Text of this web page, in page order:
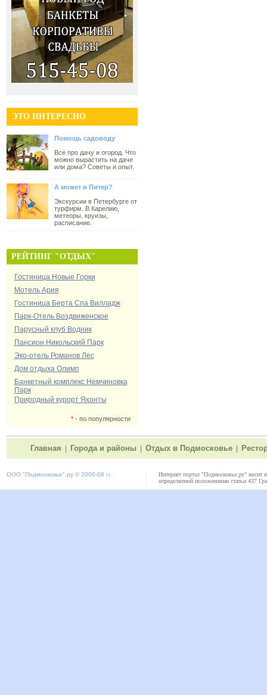
ЭТО ИНТЕРЕСНО
Помощь садоводу
Все про дачу и огород. Что
можно вырастить на даче
или дома? Советы и опыт.
А может в Питер?
Экскурсии в Петербурге от
турфирм. В Карелию,
метеоры, круизы,
расписание.
РЕЙТИНГ "ОТДЫХ"
Гостиница Новые Горки
Мотель Ария
Гостиница Берта Спа Вилладж
Парк-Отель Воздвиженское
Парусный клуб Водник
Пансион Никольский Парк
Эко-отель Романов Лес
Дом отдыха Олимп
Банкетный комплекс Немчиновка
Парк
Природный курорт Яхонты
*- по популярности
Главная Города и районы Отдых в Подмосковье
ООО "Подмосковье" .ру © 2006-08 гг.
Интернет портал "Подмосковье.ру" носит
определяемой положениями статьи 437